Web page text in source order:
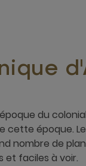
du
cette époque.
nombre de
et faciles à voir.